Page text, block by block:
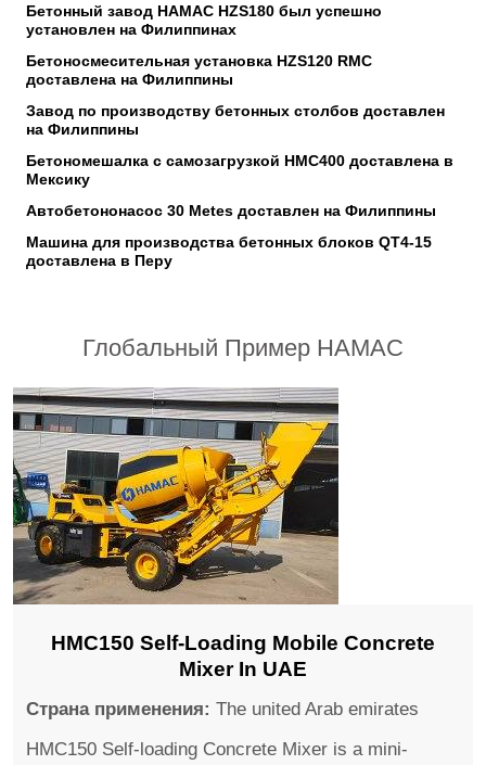
Бетонный завод HAMAC HZS180 был успешно
установлен на Филиппинах
Бетоносмесительная установка HZS120 RMC
доставлена на Филиппины
Завод по производству бетонных столбов доставлен
на Филиппины
Бетономешалка с самозагрузкой HMC400 доставлена в
Мексику
Автобетононасос 30 Metes доставлен на Филиппины
Машина для производства бетонных блоков QT4-15
доставлена в Перу
Глобальный Пример HAMAC
HMC150 Self-Loading Mobile Concrete
Mixer In UAE
Страна применения: The united Arab emirates
HMC150 Self-loading Concrete Mixer is a mini-